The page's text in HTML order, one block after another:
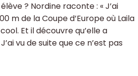
? Nordine raconte : « J’ai
m de la Coupe d’Europe où Laila
Et il découvre qu’elle a
vu de suite que ce n’est pas